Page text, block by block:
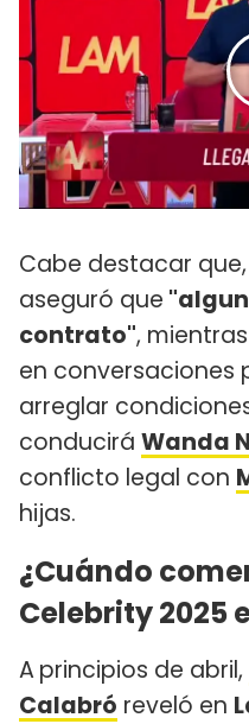
Cabe destacar que,
aseguró que
contrato",
en conversaciones
arreglar
conducirá Wanda
conflicto legal con
hijas.
¿Cuándo
Celebrity 2025
Aprincipios de abril,
Calabró reveló en